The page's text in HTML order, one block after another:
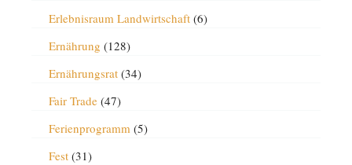
Erlebnisraum Landwirtschaft(6)
Ernährung (128)
Ernährungsrat(34)
Fair Trade(47)
Ferienprogramm(5)
Fest(31)